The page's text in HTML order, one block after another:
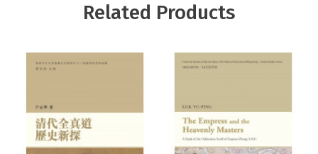
Related Products